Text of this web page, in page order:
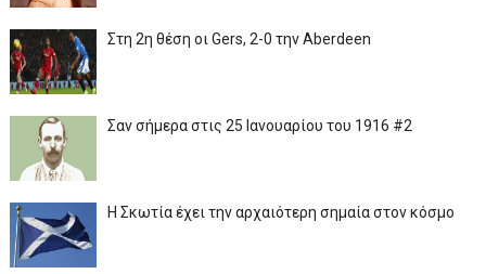
Στη 2η θέση οι Gers, 2-0 την Aberdeen
Σαν σήμερα στις 25 Ιανουαρίου του 1916 #2
Η Σκωτία έχει την αρχαιότερη σημαία στον κόσμο